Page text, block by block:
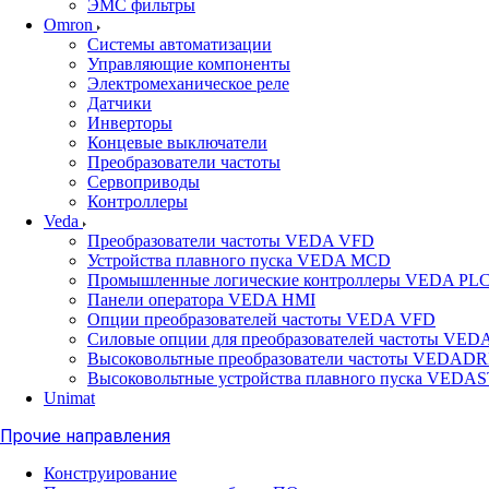
ЭМС фильтры
Omron
Системы автоматизации
Управляющие компоненты
Электромеханическое реле
Датчики
Инверторы
Концевые выключатели
Преобразователи частоты
Сервоприводы
Контроллеры
Veda
Преобразователи частоты VEDA VFD
Устройства плавного пуска VEDA MCD
Промышленные логические контроллеры VEDA PLC
Панели оператора VEDA HMI
Опции преобразователей частоты VEDA VFD
Силовые опции для преобразователей частоты
Высоковольтные преобразователи частоты
Высоковольтные устройства плавного пуска
Unimat
Прочие направления
Конструирование